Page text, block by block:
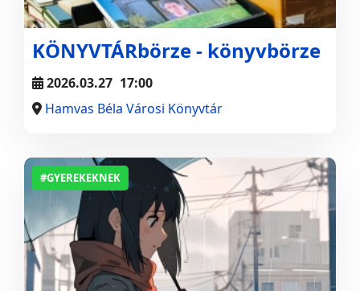
KÖNYVTÁRbörze - könyvbörze
2026.03.27 17:00
Hamvas Béla Városi Könyvtár
#GYEREKEKNEK